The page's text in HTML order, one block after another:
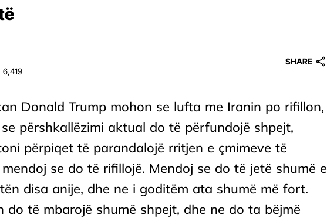
6,419
SHARE
Donald Trump mohon se lufta me Iranin po rifillon,
përshkallëzimi aktual do të përfundojë shpejt,
përpiqet të parandalojë rritjen e çmimeve të
se do të rifillojë. Mendoj se do të jetë shumë e
disa anije, dhe ne i goditëm ata shumë më fort.
do të mbarojë shumë shpejt, dhe ne do ta bëjmë